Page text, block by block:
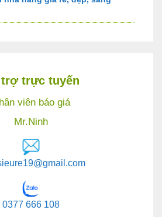
trợ trực tuyến
viên báo giá
Mr.Ninh
0377 666 108